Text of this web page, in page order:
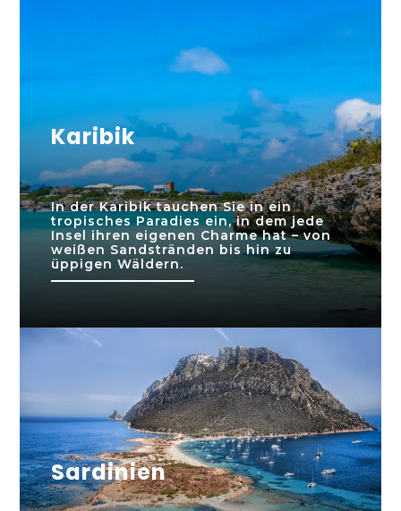
Karibik
In der Karibik tauchen Sie in ein
tropisches Paradies ein, in dem jede
Insel ihren eigenen Charme hat – von
weißen Sandstränden bis hin zu
üppigen Wäldern.
Sardinien